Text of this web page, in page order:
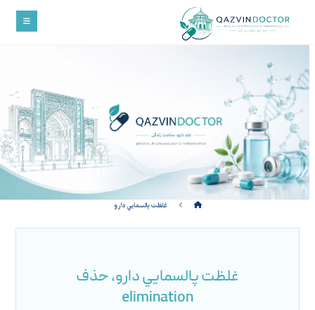
غلظت پالسمايي دارو
غلظت پالسمايي دارو، حذف
elimination